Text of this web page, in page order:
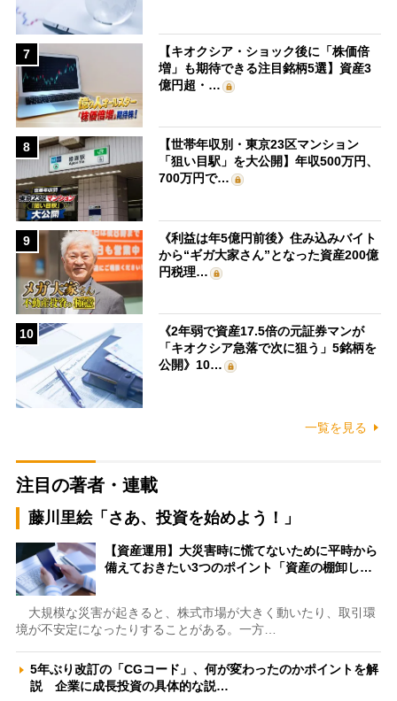
7
【キオクシア・ショック後に「株価倍
増」も期待できる注目銘柄5選】資産3
億円超・…
8
【世帯年収別・東京23区マンション
「狙い目駅」を大公開】年収500万円、
700万円で…
9
《利益は年5億円前後》住み込みバイト
から“ギガ大家さん”となった資産200億
円税理…
10
《2年弱で資産17.5倍の元証券マンが
「キオクシア急落で次に狙う」5銘柄を
公開》10…
一覧を見る
注目の著者・連載
藤川里絵「さあ、投資を始めよう！」
【資産運用】大災害時に慌てないために平時から
備えておきたい3つのポイント「資産の棚卸し…
大規模な災害が起きると、株式市場が大きく動いたり、取引環
境が不安定になったりすることがある。一方…
5年ぶり改訂の「CGコード」、何が変わったのかポイントを解
説 企業に成長投資の具体的な説…